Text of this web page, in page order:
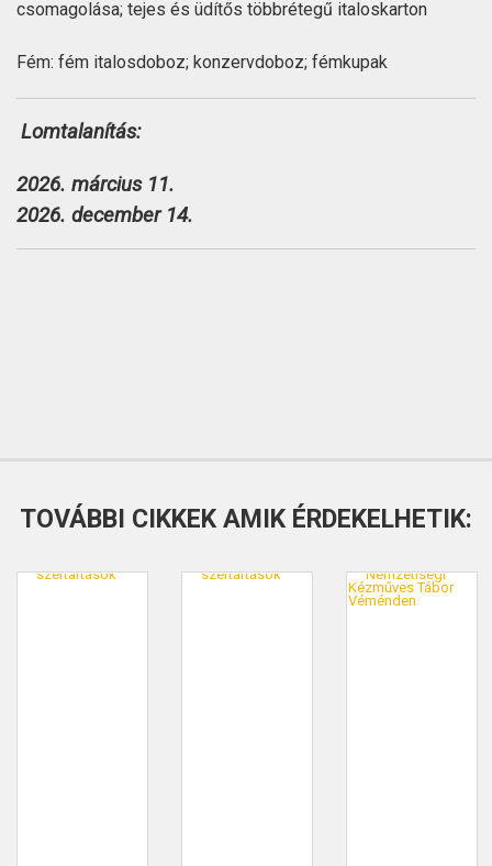
csomagolása; tejes és üdítős többrétegű italoskarton
Fém: fém italosdoboz; konzervdoboz; fémkupak
Lomtalanítás:
2026. március 11.
2026. december 14.
TOVÁBBI CIKKEK AMIK ÉRDEKELHETIK: